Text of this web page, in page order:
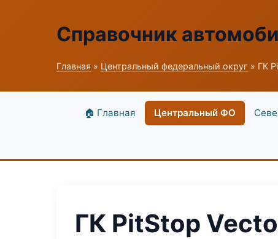
Справочник
Главная » Центральный федеральный округ » ГК
🏠 Главная Центральный ФО
ГК PitStop